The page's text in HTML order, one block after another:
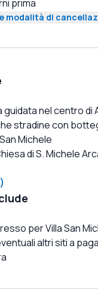
prima
modalità di
nel centro di
stradine con
Michele
di S. Michele
per Villa San
altri siti a